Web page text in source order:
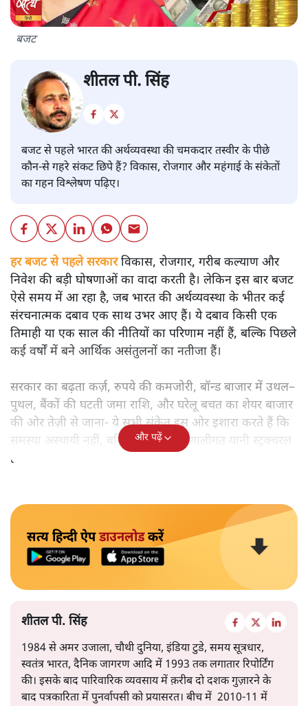
बजट
शीतल पी. सिंह
बजट से पहले भारत की अर्थव्यवस्था की चमकदार तस्वीर के पीछे
कौन-से गहरे संकट छिपे हैं? विकास, रोजगार और महंगाई के संकेतों
का गहन विश्लेषण पढ़िए।
हर बजट से पहले सरकारविकास, रोजगार, गरीब कल्याण और
निवेश की बड़ी घोषणाओं का वादा करती है। लेकिन इस बार बजट
ऐसे समय में आ रहा है, जब भारत की अर्थव्यवस्था के भीतर कई
संरचनात्मक दबाव एक साथ उभर आए हैं। ये दबाव किसी एक
तिमाही या एक साल की नीतियों का परिणाम नहीं हैं, बल्कि पिछले
कई वर्षों में बने आर्थिक असंतुलनों का नतीजा हैं।
सरकार का बढ़ता कर्ज़, रुपये की कमजोरी, बॉन्ड बाजार में उथल–
पुथल, बैंकों की घटती जमा राशि, और घरेलू बचत का शेयर बाजार
की ओर तेज़ी से जाना- ये सभी संकेत इस ओर इशारा करते हैं कि
समस्या अस्थायी नहीं, बल्कि गहरी और प्रणालीगत यानी स्ट्रक्चरल
है।
और पढ़ें
सत्य हिन्दी ऐपडाउनलोडकरें
शीतल पी. सिंह
1984 से अमर उजाला, चौथी दुनिया, इंडिया टुडे, समय सूत्रधार,
स्वतंत्र भारत, दैनिक जागरण आदि में 1993 तक लगातार रिपोर्टिंग
की। इसके बाद पारिवारिक व्यवसाय में क़रीब दो दशक गुज़ारने के
बाद पत्रकारिता में पुनर्वापसी को प्रयासरत। बीच में 2010-11 में